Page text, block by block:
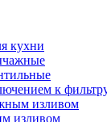
кухни
к
изливом
изливом